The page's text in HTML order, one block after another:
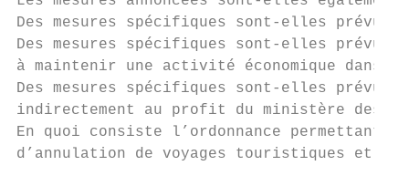
Des mesures spécifiques sont-elles
Des mesures spécifiques sont-elles
à maintenir une activité économique dans
Des mesures spécifiques sont-elles
indirectement au profit du ministère des
En quoi consiste l’ordonnance permettant
d’annulation de voyages touristiques et de